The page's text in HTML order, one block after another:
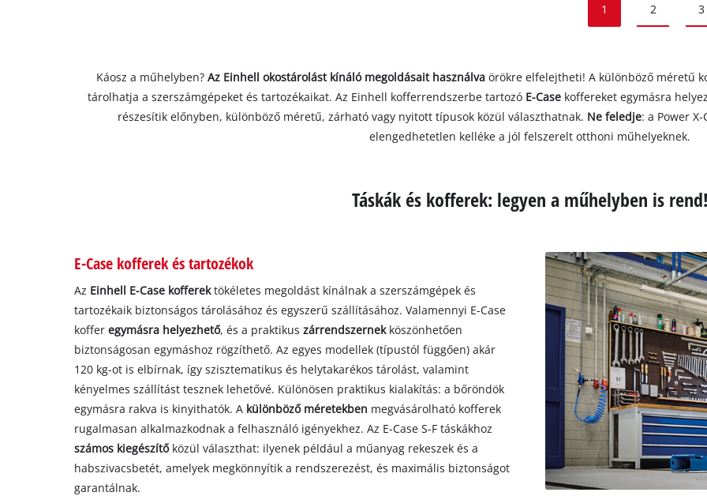
1 2 3
Káosz a műhelyben?Az Einhell okostárolást kínáló megoldásait használva örökre elfelejtheti! A különböző méretű
tárolhatja a szerszámgépeket és tartozékaikat. Az Einhell kofferrendszerbe tartozóE-Case koffereket egymásra
részesítik előnyben, különböző méretű, zárható vagy nyitott típusok közül választhatnak. Ne feledje: a Power
elengedhetetlen kelléke a jól felszerelt otthoni műhelyeknek.
Táskák és kofferek: legyen a műhelyben is rend!
E-Case kofferek és tartozékok
Az Einhell E-Case kofferektökéletes megoldást kínálnak a szerszámgépek és
tartozékaik biztonságos tárolásához és egyszerű szállításához. Valamennyi E-Case
kofferegymásra helyezhető, és a praktikuszárrendszernekköszönhetően
biztonságosan egymáshoz rögzíthető. Az egyes modellek (típustól függően) akár
120 kg-ot is elbírnak, így szisztematikus és helytakarékos tárolást, valamint
kényelmes szállítást tesznek lehetővé. Különösen praktikus kialakítás: a bőröndök
egymásra rakva is kinyithatók. A különböző méretekben megvásárolható kofferek
rugalmasan alkalmazkodnak a felhasználó igényekhez. Az E-Case S-F táskákhoz
számos kiegészítő közül választhat: ilyenek például a műanyag rekeszek és a
habszivacsbetét, amelyek megkönnyítik a rendszerezést, és maximális biztonságot
garantálnak.